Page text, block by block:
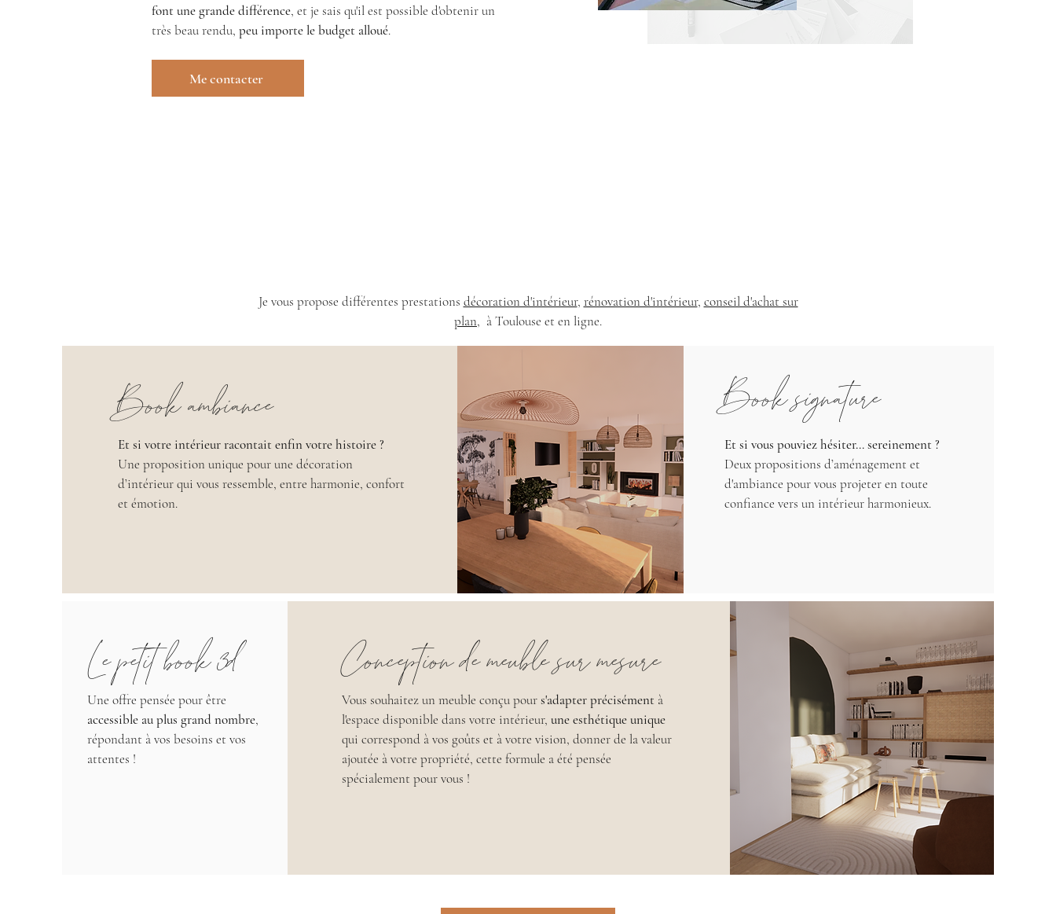
font une grande différence, et je sais qu'il est possible d'obtenir un
très beau rendu, peu importe le budget alloué.
Me contacter
Je vous propose différentes prestations décoration d'intérieur, rénovation d'intérieur, conseil d'achat sur
plan, à Toulouse et en ligne.
Book ambiance
Et si votre intérieur racontait enfin votre histoire ?
Une proposition unique pour une décoration
d’intérieur qui vous ressemble, entre harmonie, confort
et émotion.
Book signature
Et si vous pouviez hésiter… sereinement ?
Deux propositions d’aménagement et
d'ambiance pour vous projeter en toute
confiance vers un intérieur harmonieux.
Le petit book 3d
Une offre pensée pour être
accessible au plus grand nombre,
répondant à vos besoins et vos
attentes !
Conception de meuble sur mesure
Vous souhaitez un meuble conçu pours'adapter précisément à
l'espace disponible dans votre intérieur,une esthétique unique
qui correspond à vos goûts et à votre vision, donner de la valeur
ajoutée à votre propriété, cette formule a été pensée
spécialement pour vous !